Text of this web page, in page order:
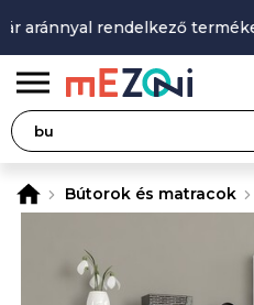
rendelkező termékek
Bútorok és matracok